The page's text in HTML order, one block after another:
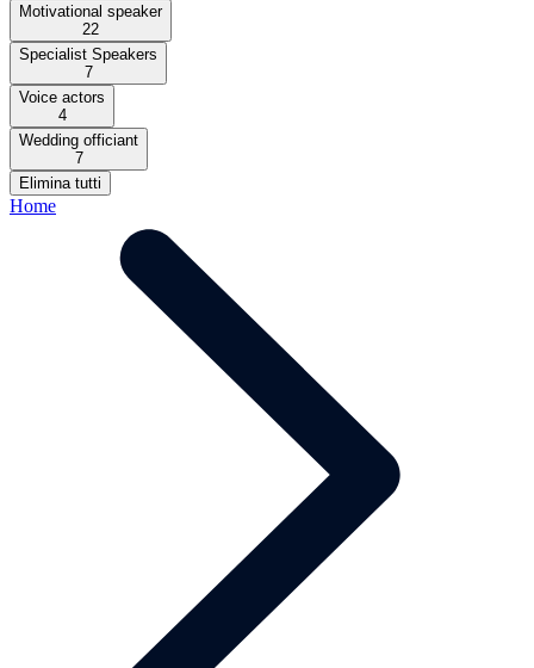
Motivational speaker
22
Specialist Speakers
7
Voice actors
4
Wedding officiant
7
Elimina tutti
Home